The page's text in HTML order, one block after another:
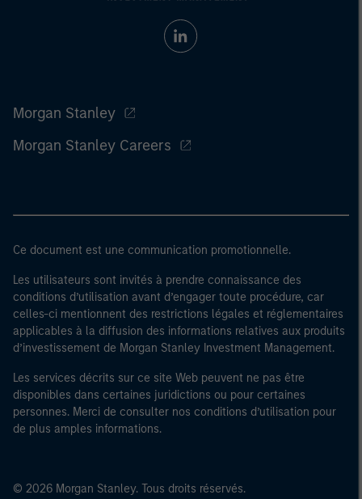
Morgan Stanley
Morgan Stanley Careers
Ce document est une communication promotionnelle.
Les utilisateurs sont invités à prendre connaissance des
conditions d’utilisation avant d’engager toute procédure, car
celles-ci mentionnent des restrictions légales et réglementaires
applicables à la diffusion des informations relatives aux produits
d’investissement de Morgan Stanley Investment Management.
Les services décrits sur ce site Web peuvent ne pas être
disponibles dans certaines juridictions ou pour certaines
personnes. Merci de consulter nos conditions d’utilisation pour
de plus amples informations.
© 2026 Morgan Stanley. Tous droits réservés.